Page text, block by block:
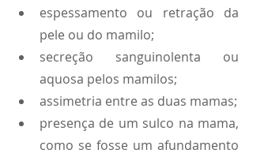
espessamento ou retração da
pele ou do mamilo;
secreção sanguinolenta ou
aquosa pelos mamilos;
assimetria entre as duas mamas;
presença de um sulco na mama,
como se fosse um afundamento